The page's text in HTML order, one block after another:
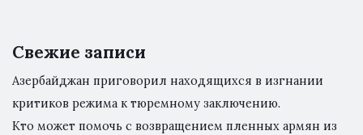
Свежие записи
Азербайджан приговорил находящихся в изгнании
критиков режима к тюремному заключению.
Кто может помочь с возвращением пленных армян из